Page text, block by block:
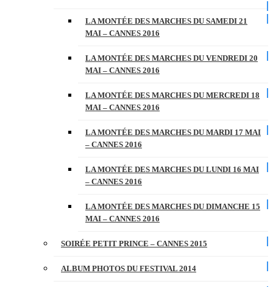
LA MONTÉE DES MARCHES DU SAMEDI 21
MAI – CANNES 2016
LA MONTÉE DES MARCHES DU VENDREDI 20
MAI – CANNES 2016
LA MONTÉE DES MARCHES DU MERCREDI 18
MAI – CANNES 2016
LA MONTÉE DES MARCHES DU MARDI 17 MAI
– CANNES 2016
LA MONTÉE DES MARCHES DU LUNDI 16 MAI
– CANNES 2016
LA MONTÉE DES MARCHES DU DIMANCHE 15
MAI – CANNES 2016
SOIRÉE PETIT PRINCE – CANNES 2015
ALBUM PHOTOS DU FESTIVAL 2014